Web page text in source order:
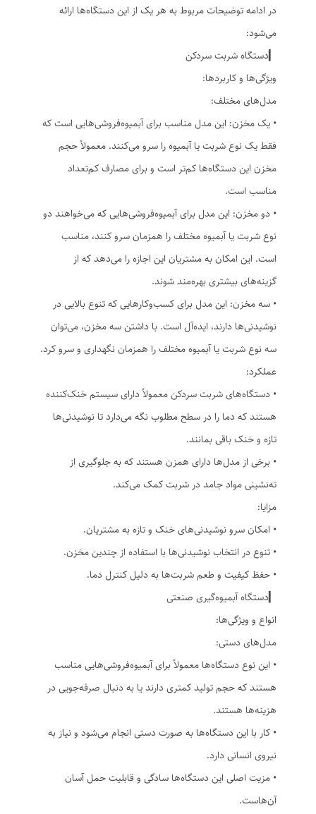
در ادامه توضیحات مربوط به هر یک از این دستگاه‌ها ارائه
می‌شود:
▎دستگاه شربت سردکن
ویژگی‌ها و کاربردها:
مدل‌های مختلف:
• یک مخزن: این مدل مناسب برای آبمیوه‌فروشی‌هایی است که
فقط یک نوع شربت یا آبمیوه را سرو می‌کنند. معمولاً حجم
مخزن این دستگاه‌ها کم‌تر است و برای مصارف کم‌تعداد
مناسب است.
• دو مخزن: این مدل برای آبمیوه‌فروشی‌هایی که می‌خواهند دو
نوع شربت یا آبمیوه مختلف را همزمان سرو کنند، مناسب
است. این امکان به مشتریان این اجازه را می‌دهد که از
گزینه‌های بیشتری بهره‌مند شوند.
• سه مخزن: این مدل برای کسب‌وکارهایی که تنوع بالایی در
نوشیدنی‌ها دارند، ایده‌آل است. با داشتن سه مخزن، می‌توان
سه نوع شربت یا آبمیوه مختلف را همزمان نگهداری و سرو کرد.
عملکرد:
• دستگاه‌های شربت سردکن معمولاً دارای سیستم خنک‌کننده
هستند که دما را در سطح مطلوب نگه می‌دارد تا نوشیدنی‌ها
تازه و خنک باقی بمانند.
• برخی از مدل‌ها دارای همزن هستند که به جلوگیری از
ته‌نشینی مواد جامد در شربت کمک می‌کند.
مزایا:
• امکان سرو نوشیدنی‌های خنک و تازه به مشتریان.
• تنوع در انتخاب نوشیدنی‌ها با استفاده از چندین مخزن.
• حفظ کیفیت و طعم شربت‌ها به دلیل کنترل دما.
▎دستگاه آبمیوه‌گیری صنعتی
انواع و ویژگی‌ها:
مدل‌های دستی:
• این نوع دستگاه‌ها معمولاً برای آبمیوه‌فروشی‌هایی مناسب
هستند که حجم تولید کمتری دارند یا به دنبال صرفه‌جویی در
هزینه‌ها هستند.
• کار با این دستگاه‌ها به صورت دستی انجام می‌شود و نیاز به
نیروی انسانی دارد.
• مزیت اصلی این دستگاه‌ها سادگی و قابلیت حمل آسان
آن‌هاست.